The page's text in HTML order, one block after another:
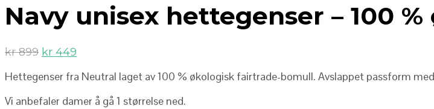
Navy unisex hettegenser – 100
kr899 kr 449
Hettegenser fra Neutral laget av 100 % økologisk fairtrade-bomull. Avslappet passform
Vi anbefaler damer å gå 1 størrelse ned.